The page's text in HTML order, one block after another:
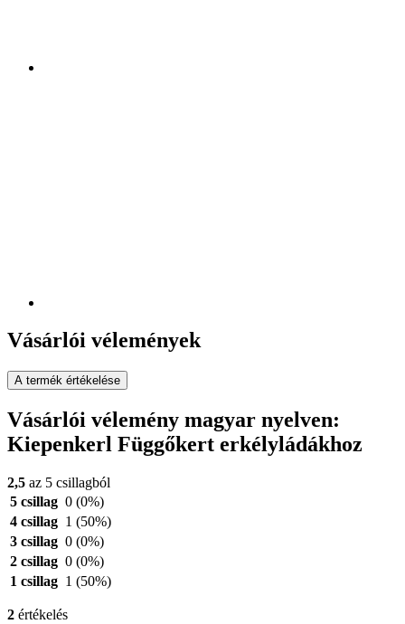
Vásárlói vélemények
A termék értékelése
Vásárlói vélemény magyar nyelven:
Kiepenkerl Függőkert erkélyládákhoz
2,5 az 5 csillagból
5 csillag 0 (0%)
4 csillag 1 (50%)
3 csillag 0 (0%)
2 csillag 0 (0%)
1 csillag 1 (50%)
2 értékelés